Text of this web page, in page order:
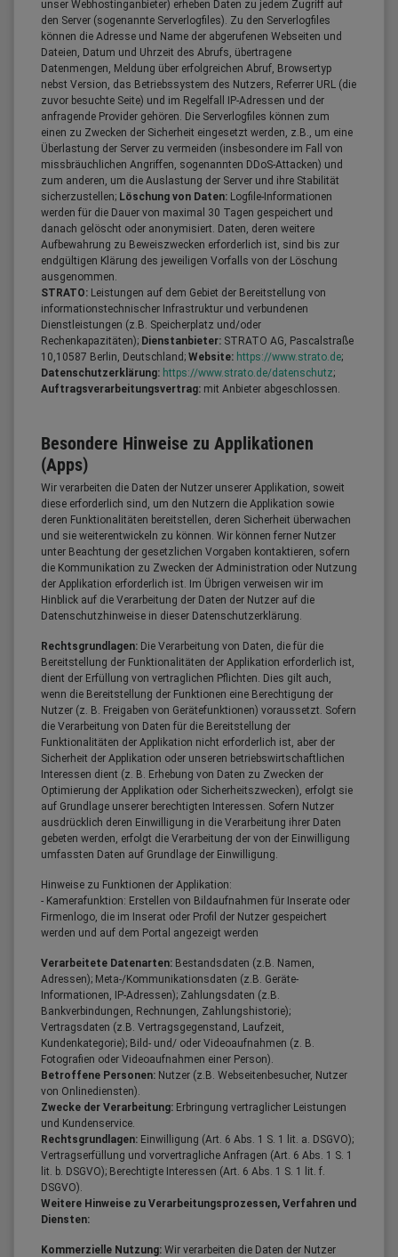
unser Webhostinganbieter) erheben Daten zu jedem Zugriff auf
den Server (sogenannte Serverlogfiles). Zu den Serverlogfiles
können die Adresse und Name der abgerufenen Webseiten und
Dateien, Datum und Uhrzeit des Abrufs, übertragene
Datenmengen, Meldung über erfolgreichen Abruf, Browsertyp
nebst Version, das Betriebssystem des Nutzers, Referrer URL (die
zuvor besuchte Seite) und im Regelfall IP-Adressen und der
anfragende Provider gehören. Die Serverlogfiles können zum
einen zu Zwecken der Sicherheit eingesetzt werden, z.B., um eine
Überlastung der Server zu vermeiden (insbesondere im Fall von
missbräuchlichen Angriffen, sogenannten DDoS-Attacken) und
zum anderen, um die Auslastung der Server und ihre Stabilität
sicherzustellen; Löschung von Daten: Logfile-Informationen
werden für die Dauer von maximal 30 Tagen gespeichert und
danach gelöscht oder anonymisiert. Daten, deren weitere
Aufbewahrung zu Beweiszwecken erforderlich ist, sind bis zur
endgültigen Klärung des jeweiligen Vorfalls von der Löschung
ausgenommen.
STRATO: Leistungen auf dem Gebiet der Bereitstellung von
informationstechnischer Infrastruktur und verbundenen
Dienstleistungen (z.B. Speicherplatz und/oder
Rechenkapazitäten); Dienstanbieter: STRATO AG, Pascalstraße
10,10587 Berlin, Deutschland; Website: https://www.strato.de;
Datenschutzerklärung: https://www.strato.de/datenschutz;
Auftragsverarbeitungsvertrag: mit Anbieter abgeschlossen.
Besondere Hinweise zu Applikationen
(Apps)
Wir verarbeiten die Daten der Nutzer unserer Applikation, soweit
diese erforderlich sind, um den Nutzern die Applikation sowie
deren Funktionalitäten bereitstellen, deren Sicherheit überwachen
und sie weiterentwickeln zu können. Wir können ferner Nutzer
unter Beachtung der gesetzlichen Vorgaben kontaktieren, sofern
die Kommunikation zu Zwecken der Administration oder Nutzung
der Applikation erforderlich ist. Im Übrigen verweisen wir im
Hinblick auf die Verarbeitung der Daten der Nutzer auf die
Datenschutzhinweise in dieser Datenschutzerklärung.
Rechtsgrundlagen: Die Verarbeitung von Daten, die für die
Bereitstellung der Funktionalitäten der Applikation erforderlich ist,
dient der Erfüllung von vertraglichen Pflichten. Dies gilt auch,
wenn die Bereitstellung der Funktionen eine Berechtigung der
Nutzer (z. B. Freigaben von Gerätefunktionen) voraussetzt. Sofern
die Verarbeitung von Daten für die Bereitstellung der
Funktionalitäten der Applikation nicht erforderlich ist, aber der
Sicherheit der Applikation oder unseren betriebswirtschaftlichen
Interessen dient (z. B. Erhebung von Daten zu Zwecken der
Optimierung der Applikation oder Sicherheitszwecken), erfolgt sie
auf Grundlage unserer berechtigten Interessen. Sofern Nutzer
ausdrücklich deren Einwilligung in die Verarbeitung ihrer Daten
gebeten werden, erfolgt die Verarbeitung der von der Einwilligung
umfassten Daten auf Grundlage der Einwilligung.
Hinweise zu Funktionen der Applikation:
- Kamerafunktion: Erstellen von Bildaufnahmen für Inserate oder
Firmenlogo, die im Inserat oder Profil der Nutzer gespeichert
werden und auf dem Portal angezeigt werden
Verarbeitete Datenarten: Bestandsdaten (z.B. Namen,
Adressen); Meta-/Kommunikationsdaten (z.B. Geräte-
Informationen, IP-Adressen); Zahlungsdaten (z.B.
Bankverbindungen, Rechnungen, Zahlungshistorie);
Vertragsdaten (z.B. Vertragsgegenstand, Laufzeit,
Kundenkategorie); Bild- und/ oder Videoaufnahmen (z. B.
Fotografien oder Videoaufnahmen einer Person).
Betroffene Personen: Nutzer (z.B. Webseitenbesucher, Nutzer
von Onlinediensten).
Zwecke der Verarbeitung: Erbringung vertraglicher Leistungen
und Kundenservice.
Rechtsgrundlagen: Einwilligung (Art. 6 Abs. 1 S. 1 lit. a. DSGVO);
Vertragserfüllung und vorvertragliche Anfragen (Art. 6 Abs. 1 S. 1
lit. b. DSGVO); Berechtigte Interessen (Art. 6 Abs. 1 S. 1 lit. f.
DSGVO).
Weitere Hinweise zu Verarbeitungsprozessen, Verfahren und
Diensten:
Kommerzielle Nutzung: Wir verarbeiten die Daten der Nutzer